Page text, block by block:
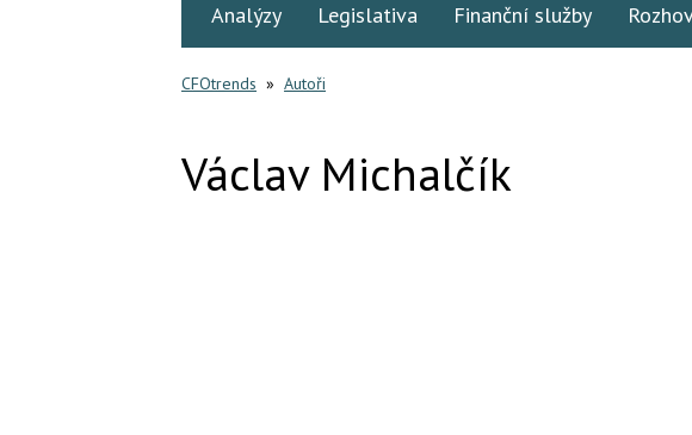
Analýzy Legislativa Finanční služby
CFOtrends » Autoři
Václav Michalčík